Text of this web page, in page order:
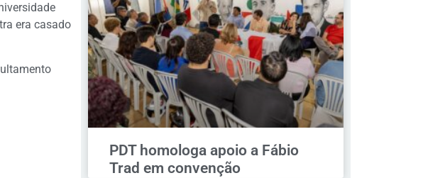
era casado
PDT homologa apoio a Fábio
Trad em convenção